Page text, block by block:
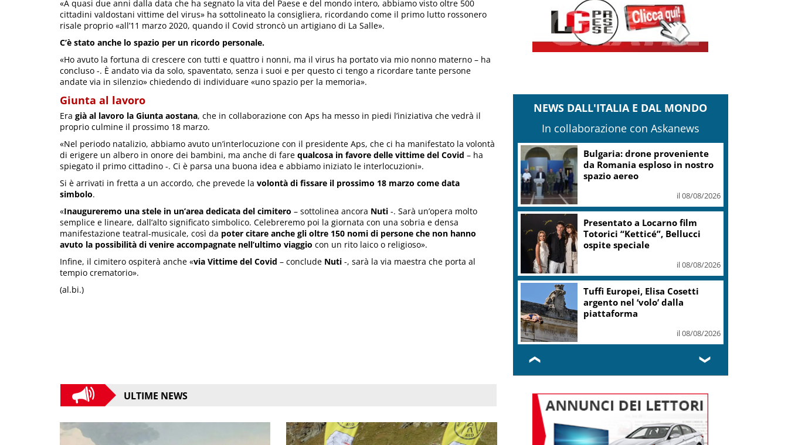
«A quasi due anni dalla data che ha segnato la vita del Paese e del mondo intero, abbiamo visto oltre 500
cittadini valdostani vittime del virus» ha sottolineato la consigliera, ricordando come il primo lutto rossonero
risale proprio «all’11 marzo 2020, quando il Covid stroncò un artigiano di La Salle».
C’è stato anche lo spazio per un ricordo personale.
«Ho avuto la fortuna di crescere con tutti e quattro i nonni, ma il virus ha portato via mio nonno materno – ha
concluso -. È andato via da solo, spaventato, senza i suoi e per questo ci tengo a ricordare tante persone
andate via in silenzio» chiedendo di individuare «uno spazio per la memoria».
Giunta al lavoro
Era già al lavoro la Giunta aostana, che in collaborazione con Aps ha messo in piedi l’iniziativa che vedrà il
proprio culmine il prossimo 18 marzo.
«Nel periodo natalizio, abbiamo avuto un’interlocuzione con il presidente Aps, che ci ha manifestato la volontà
di erigere un albero in onore dei bambini, ma anche di fare qualcosa in favore delle vittime del Covid – ha
spiegato il primo cittadino -. Ci è parsa una buona idea e abbiamo iniziato le interlocuzioni».
Si è arrivati in fretta a un accordo, che prevede la volontà di fissare il prossimo 18 marzo come data
simbolo.
«Inaugureremo una stele in un’area dedicata del cimitero – sottolinea ancora Nuti -. Sarà un’opera molto
semplice e lineare, dall’alto significato simbolico. Celebreremo poi la giornata con una sobria e densa
manifestazione teatral-musicale, così da poter citare anche gli oltre 150 nomi di persone che non hanno
avuto la possibilità di venire accompagnate nell’ultimo viaggio con un rito laico o religioso».
Infine, il cimitero ospiterà anche «via Vittime del Covid – conclude Nuti -, sarà la via maestra che porta al
tempio crematorio».
(al.bi.)
ULTIME NEWS
NEWS DALL'ITALIA E DAL MONDO
In collaborazione con Askanews
Bulgaria: drone proveniente
da Romania esploso in nostro
spazio aereo
il 08/08/2026
Presentato a Locarno film
Totorici “Ketticé”, Bellucci
ospite speciale
il 08/08/2026
Tuffi Europei, Elisa Cosetti
argento nel ‘volo’ dalla
piattaforma
il 08/08/2026
❮ ❯